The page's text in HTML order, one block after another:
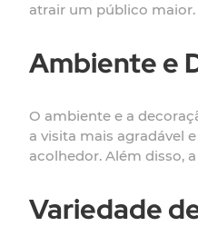
atrair um público maior.
Ambiente e
O ambiente e a
a visita mais agradável
acolhedor. Além disso,
Variedade